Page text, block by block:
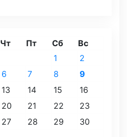
Чт Пт Сб Вс
1
2
6 7 8
9
13 14 15
16
20 21 22
23
27 28 29
30